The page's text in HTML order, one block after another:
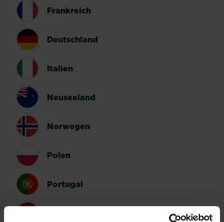
Frankreich
Deutschland
Italien
Neuseeland
Norwegen
Polen
Portugal